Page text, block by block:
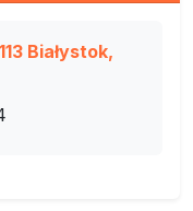
Białystok,